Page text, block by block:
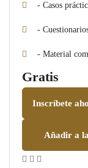
- Casos
-
- Material
Gratis
Inscríbete
Añadir a